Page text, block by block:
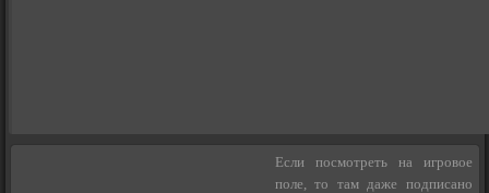
Если посмотреть на игровое
поле, то там даже подписано